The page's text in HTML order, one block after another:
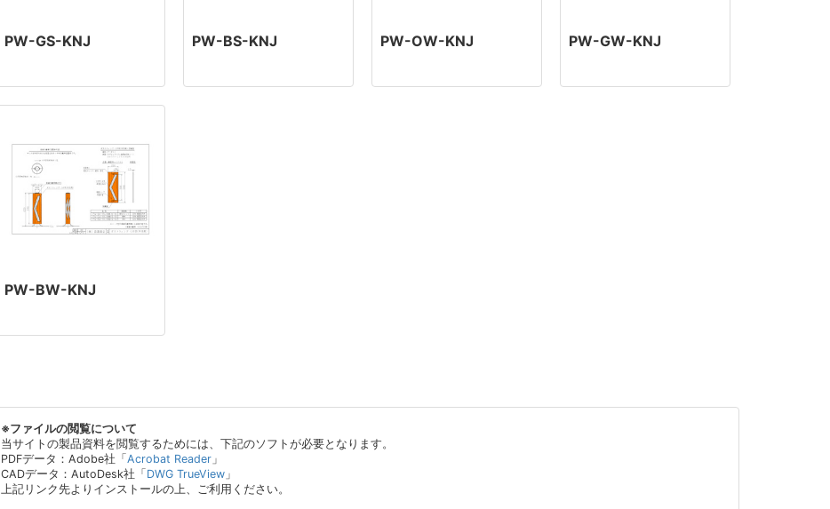
PW-GS-KNJ PW-BS-KNJ PW-OW-KNJ PW-GW-KNJ
PW-BW-KNJ
※ファイルの閲覧について
当サイトの製品資料を閲覧するためには、下記のソフトが必要となります。
PDFデータ：Adobe社「 Acrobat Reader」
CADデータ：AutoDesk社「 DWG TrueView」
上記リンク先よりインストールの上、ご利用ください。